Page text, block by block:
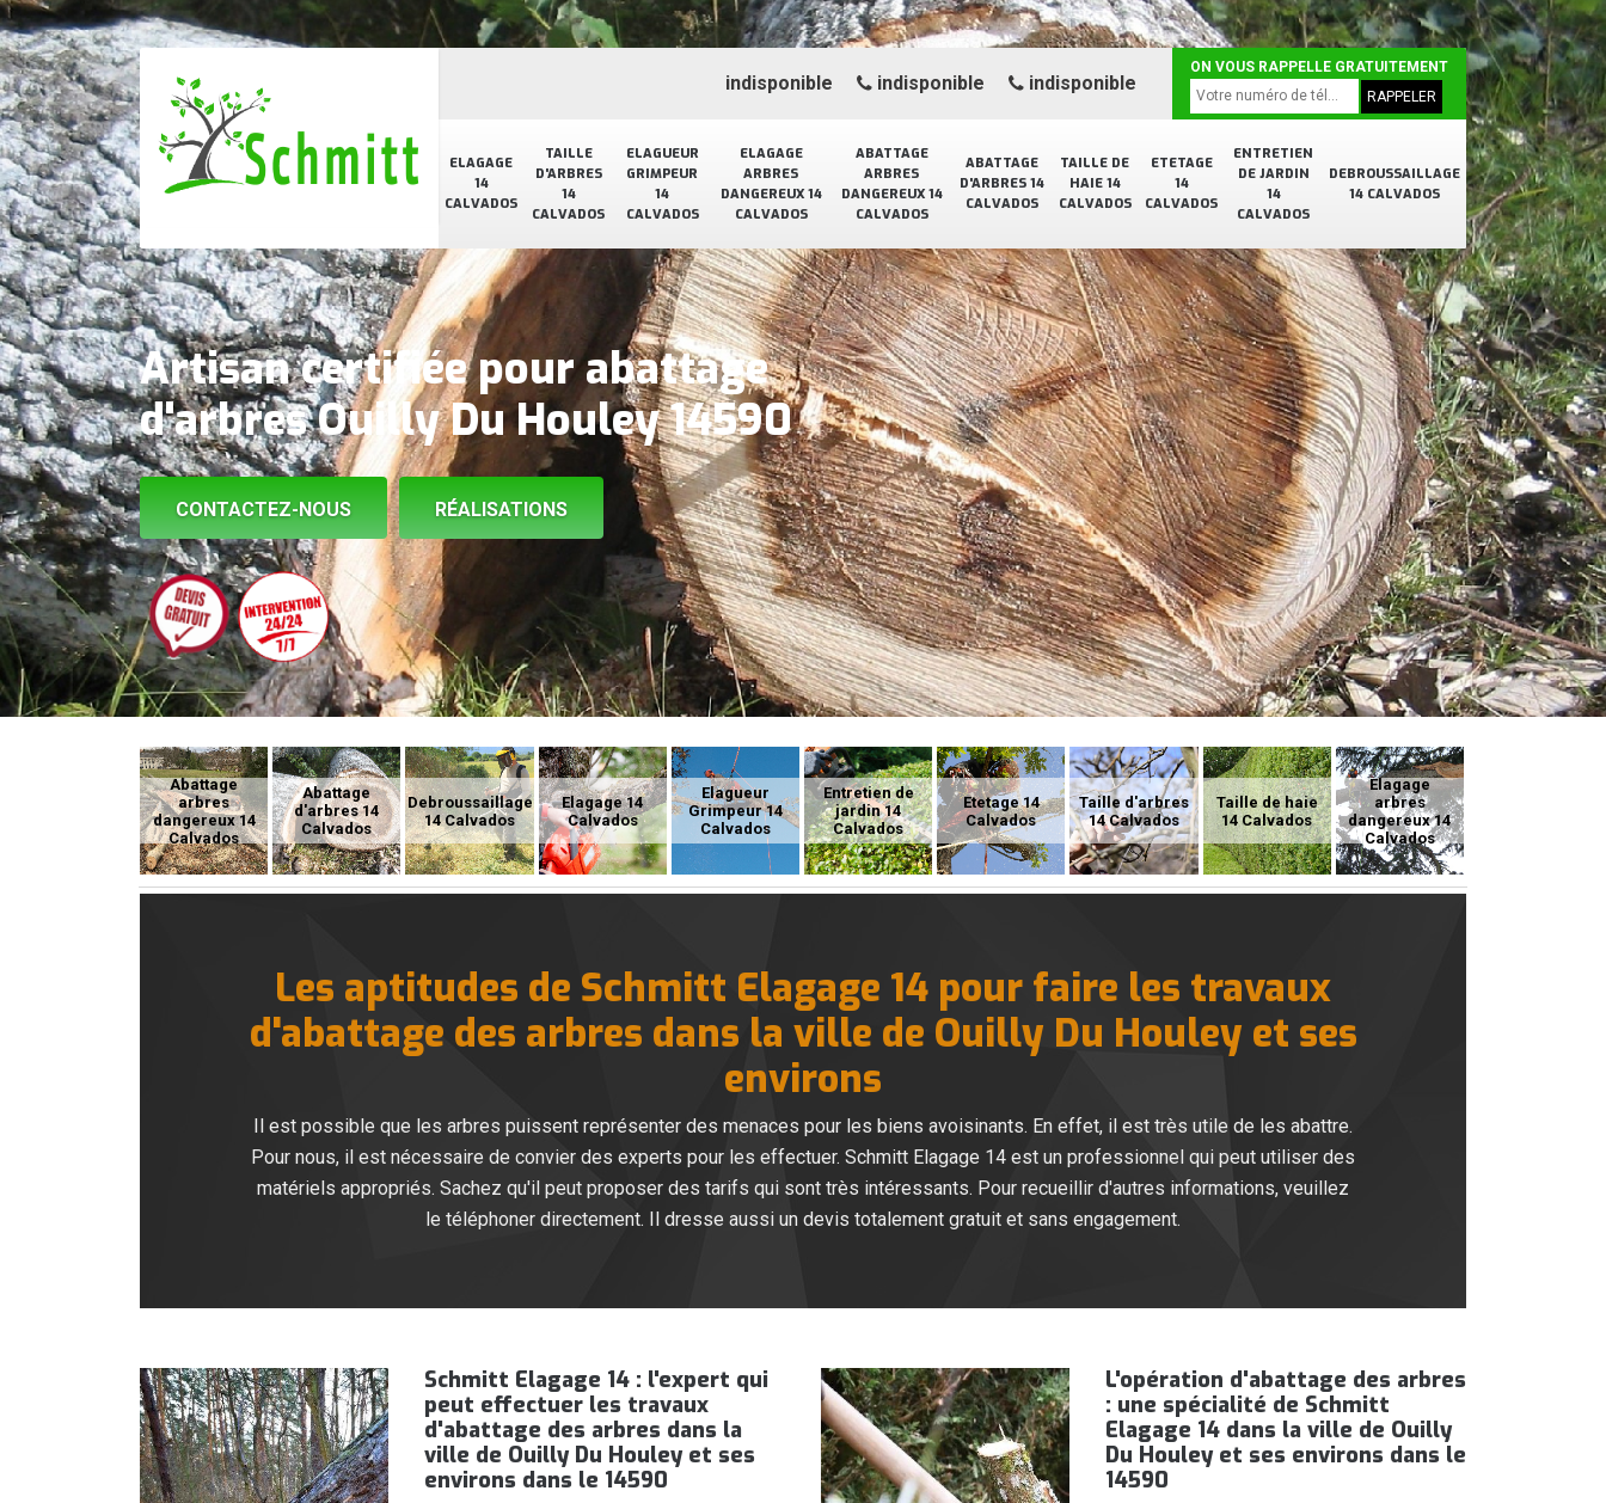
ELAGAGE
14
CALVADOS
TAILLE
D'ARBRES
14
CALVADOS
ELAGUEUR
GRIMPEUR
14
CALVADOS
ELAGAGE
ARBRES
DANGEREUX 14
CALVADOS
ABATTAGE
ARBRES
DANGEREUX 14
CALVADOS
ABATTAGE
D'ARBRES 14
CALVADOS
TAILLE DE
HAIE 14
CALVADOS
ETETAGE
14
CALVADOS
ENTRETIEN
DE JARDIN
14
CALVADOS
DEBROUSSAILLAGE
14 CALVADOS
indisponible indisponible indisponible
ON VOUS RAPPELLE GRATUITEMENT
Artisan certifiée pour abattage
d'arbres Ouilly Du Houley 14590
CONTACTEZ-NOUS RÉALISATIONS
Abattage
arbres
dangereux 14
Calvados
Abattage
d'arbres 14
Calvados
Debroussaillage
14 Calvados
Elagage 14
Calvados
Elagueur
Grimpeur 14
Calvados
Entretien de
jardin 14
Calvados
Etetage 14
Calvados
Taille d'arbres
14 Calvados
Taille de haie
14 Calvados
Elagage
arbres
dangereux 14
Calvados
Les aptitudes de Schmitt Elagage 14 pour faire les travaux
d'abattage des arbres dans la ville de Ouilly Du Houley et ses
environs
Il est possible que les arbres puissent représenter des menaces pour les biens avoisinants. En effet, il est très utile de les abattre.
Pour nous, il est nécessaire de convier des experts pour les effectuer. Schmitt Elagage 14 est un professionnel qui peut utiliser des
matériels appropriés. Sachez qu'il peut proposer des tarifs qui sont très intéressants. Pour recueillir d'autres informations, veuillez
le téléphoner directement. Il dresse aussi un devis totalement gratuit et sans engagement.
Schmitt Elagage 14 : l'expert qui
peut effectuer les travaux
d'abattage des arbres dans la
ville de Ouilly Du Houley et ses
environs dans le 14590
L'opération d'abattage des arbres
: une spécialité de Schmitt
Elagage 14 dans la ville de Ouilly
Du Houley et ses environs dans le
14590